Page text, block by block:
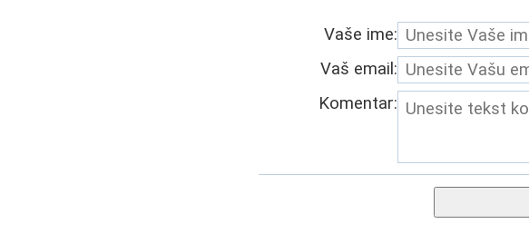
Vaše ime:
Vaš email:
Komentar: